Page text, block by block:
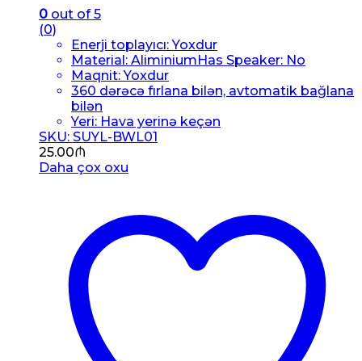
0 out of 5
(0)
Enerji toplayıcı:Yoxdur
Material: AliminiumHas Speaker: No
Maqnit:Yoxdur
360 dərəcə fırlana bilən, avtomatik bağlana
bilən
Yeri: Hava yerinə keçən
SKU: SUYL-BWL01
25.00₼
Daha çox oxu